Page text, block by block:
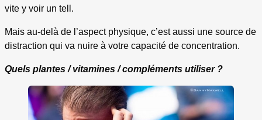
vite y voir un tell.
Mais au-delà de l’aspect physique, c’est aussi une source de
distraction qui va nuire à votre capacité de concentration.
Quels plantes / vitamines / compléments utiliser ?